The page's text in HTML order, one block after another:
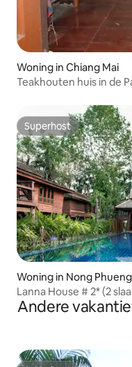
Woning in Chiang Mai
Teakhouten huis in de
Superhost
Superhost
Woning in Nong Phueng
Lanna House # 2* (2
Andere